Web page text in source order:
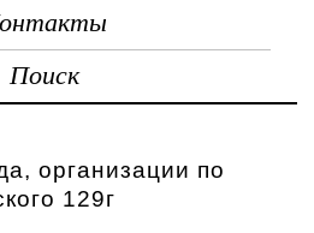
Поиск
организации по
129г